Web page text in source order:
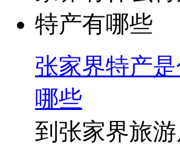
张家界特产
哪些
到张家界旅